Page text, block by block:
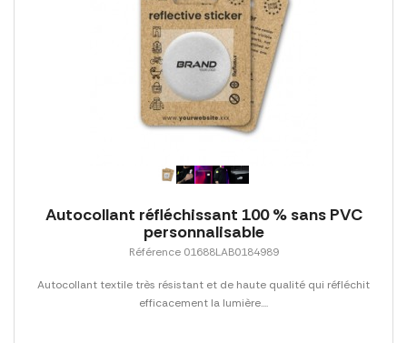
Autocollant réfléchissant 100 % sans PVC
personnalisable
Référence 01688LAB0184989
Autocollant textile très résistant et de haute qualité qui réfléchit
efficacement la lumière....